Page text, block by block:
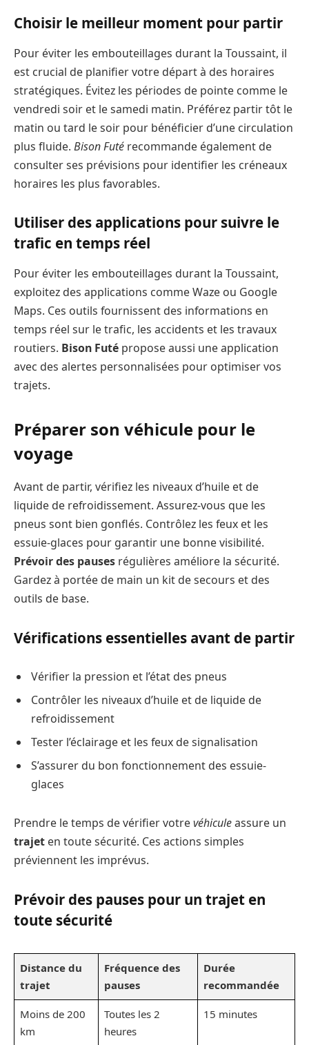
Choisir le meilleur moment pour partir
Pour éviter les embouteillages durant la Toussaint, il
est crucial de planifier votre départ à des horaires
stratégiques. Évitez les périodes de pointe comme le
vendredi soir et le samedi matin. Préférez partir tôt le
matin ou tard le soir pour bénéficier d’une circulation
plus fluide. Bison Futé recommande également de
consulter ses prévisions pour identifier les créneaux
horaires les plus favorables.
Utiliser des applications pour suivre le
trafic en temps réel
Pour éviter les embouteillages durant la Toussaint,
exploitez des applications comme Waze ou Google
Maps. Ces outils fournissent des informations en
temps réel sur le trafic, les accidents et les travaux
routiers. Bison Futé propose aussi une application
avec des alertes personnalisées pour optimiser vos
trajets.
Préparer son véhicule pour le
voyage
Avant de partir, vérifiez les niveaux d’huile et de
liquide de refroidissement. Assurez-vous que les
pneus sont bien gonflés. Contrôlez les feux et les
essuie-glaces pour garantir une bonne visibilité.
Prévoir des pauses régulières améliore la sécurité.
Gardez à portée de main un kit de secours et des
outils de base.
Vérifications essentielles avant de partir
Vérifier la pression et l’état des pneus
Contrôler les niveaux d’huile et de liquide de
refroidissement
Tester l’éclairage et les feux de signalisation
S’assurer du bon fonctionnement des essuie-
glaces
Prendre le temps de vérifier votrevéhiculeassure un
trajet en toute sécurité. Ces actions simples
préviennent les imprévus.
Prévoir des pauses pour un trajet en
toute sécurité
Distance du
trajet
Fréquence des
pauses
Durée
recommandée
Moins de 200
km
Toutes les 2
heures
15 minutes